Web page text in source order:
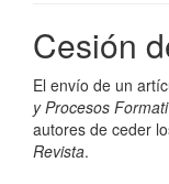
Cesión
El envío de un
y Procesos
autores de ceder
Revista.